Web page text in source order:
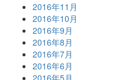
2016年11月
2016年10月
2016年9月
2016年8月
2016年7月
2016年6月